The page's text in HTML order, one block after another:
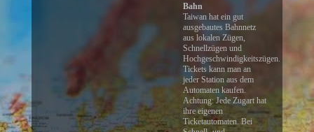
Bahn
Taiwan hat ein gut
ausgebautes Bahnnetz
aus lokalen Zügen,
Schnellzügen und
Hochgeschwindigkeitszügen.
Tickets kann man an
jeder Station aus dem
Automaten kaufen.
Achtung: Jede Zugart hat
ihre eigenen
Ticketautomaten. Bei